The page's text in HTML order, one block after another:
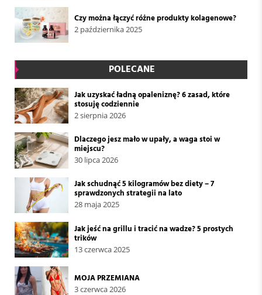
Czy można łączyć różne produkty kolagenowe?
2 października 2025
POLECANE
Jak uzyskać ładną opaleniznę? 6 zasad, które
stosuję codziennie
2 sierpnia 2026
Dlaczego jesz mało w upały, a waga stoi w
miejscu?
30 lipca 2026
Jak schudnąć 5 kilogramów bez diety – 7
sprawdzonych strategii na lato
28 maja 2025
Jak jeść na grillu i tracić na wadze? 5 prostych
trików
13 czerwca 2025
MOJA PRZEMIANA
3 czerwca 2026